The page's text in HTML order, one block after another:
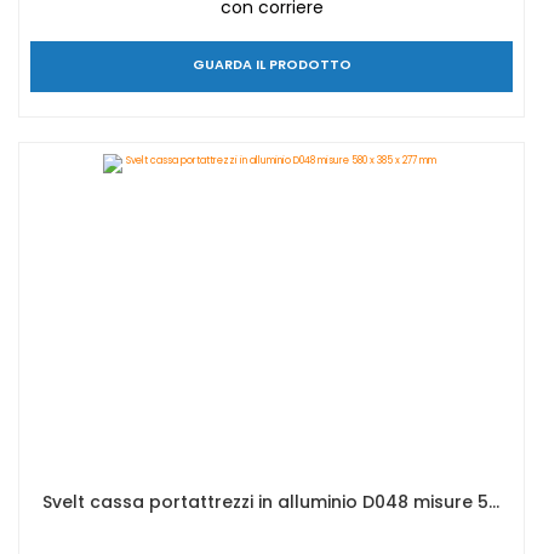
con corriere
GUARDA IL PRODOTTO
Svelt cassa portattrezzi in alluminio D048 misure 580 x 385 x 277 mm